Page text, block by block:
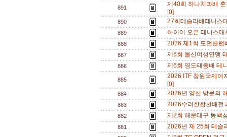
891
제40회 하나치과배
[0]
890 27회테슬라배테니스
889 하이어 오픈 테니스
888 2026 제1회 모던클
887 제6회 울산여성연맹
886 제6회 영도태종배 테
885
2026 ITF 창원국제여
[0]
884 2026년 양산 방문의
883 2026수려한합천배전
882 제2회 해운대구 동백
881 2026년 제 25회 테슬